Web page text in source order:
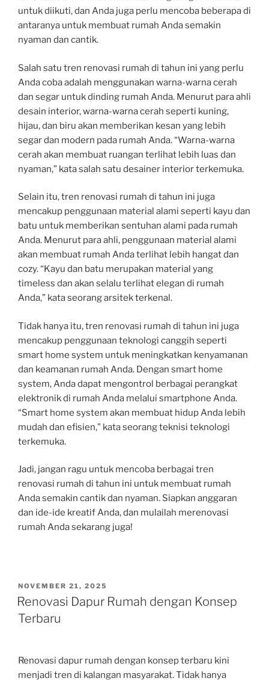
untuk diikuti, dan Anda juga perlu mencoba beberapa di
antaranya untuk membuat rumah Anda semakin
nyaman dan cantik.
Salah satu tren renovasi rumah di tahun ini yang perlu
Anda coba adalah menggunakan warna-warna cerah
dan segar untuk dinding rumah Anda. Menurut para ahli
desain interior, warna-warna cerah seperti kuning,
hijau, dan biru akan memberikan kesan yang lebih
segar dan modern pada rumah Anda. “Warna-warna
cerah akan membuat ruangan terlihat lebih luas dan
nyaman,” kata salah satu desainer interior terkemuka.
Selain itu, tren renovasi rumah di tahun ini juga
mencakup penggunaan material alami seperti kayu dan
batu untuk memberikan sentuhan alami pada rumah
Anda. Menurut para ahli, penggunaan material alami
akan membuat rumah Anda terlihat lebih hangat dan
cozy. “Kayu dan batu merupakan material yang
timeless dan akan selalu terlihat elegan di rumah
Anda,” kata seorang arsitek terkenal.
Tidak hanya itu, tren renovasi rumah di tahun ini juga
mencakup penggunaan teknologi canggih seperti
smart home system untuk meningkatkan kenyamanan
dan keamanan rumah Anda. Dengan smart home
system, Anda dapat mengontrol berbagai perangkat
elektronik di rumah Anda melalui smartphone Anda.
“Smart home system akan membuat hidup Anda lebih
mudah dan efisien,” kata seorang teknisi teknologi
terkemuka.
Jadi, jangan ragu untuk mencoba berbagai tren
renovasi rumah di tahun ini untuk membuat rumah
Anda semakin cantik dan nyaman. Siapkan anggaran
dan ide-ide kreatif Anda, dan mulailah merenovasi
rumah Anda sekarang juga!
POSTED
ON
NOVEMBER 21, 2025
Renovasi Dapur Rumah dengan Konsep
Terbaru
Renovasi dapur rumah dengan konsep terbaru kini
menjadi tren di kalangan masyarakat. Tidak hanya